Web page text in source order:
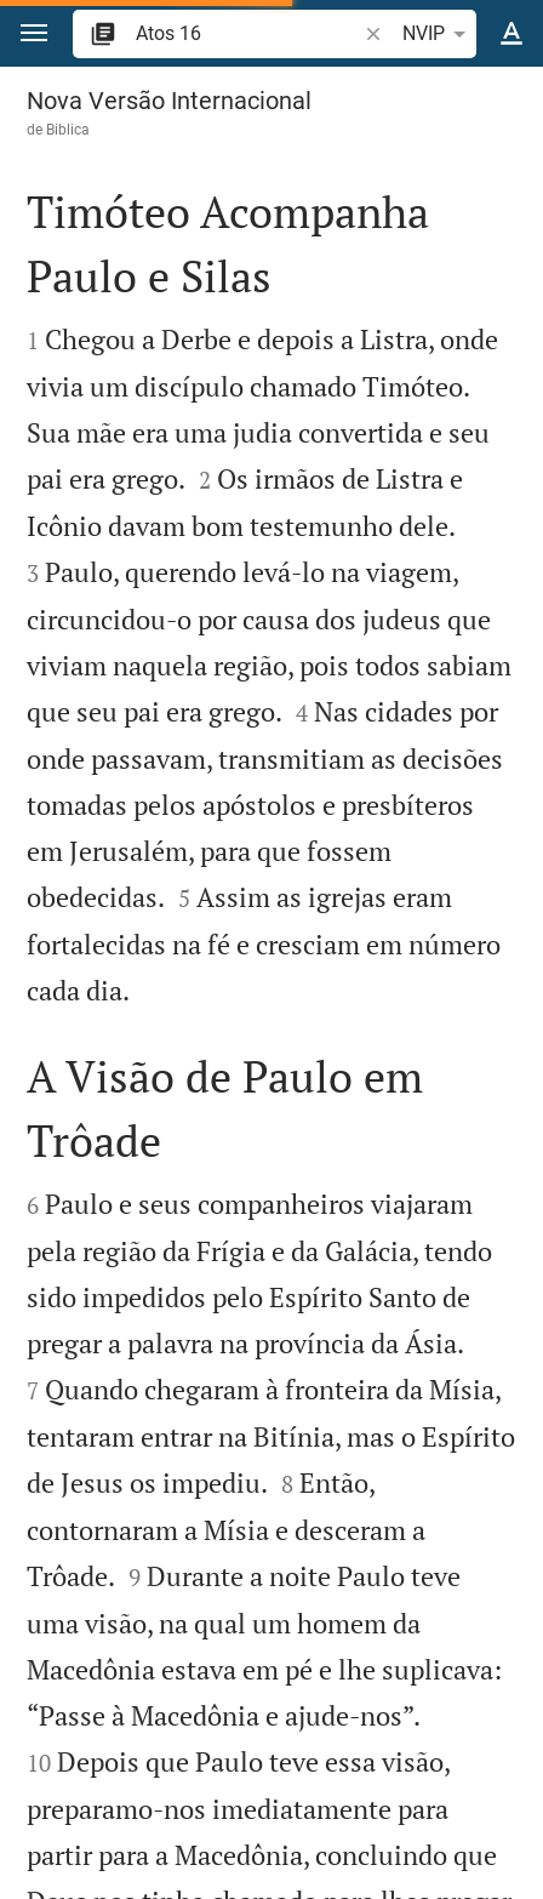
Ir para o conteúdo
Pesquise
NVIP
Atos 16
Nova Versão Internacional
de Biblica

Timóteo Acompanha
Paulo e Silas

1 Chegou a Derbe e depois a Listra, onde
vivia um discípulo chamado Timóteo.
Sua mãe era uma judia convertida e seu
pai era grego. 

2 Os irmãos de Listra e
Icônio davam bom testemunho dele.
3 Paulo, querendo levá-lo na viagem,
circuncidou-o por causa dos judeus que
viviam naquela região, pois todos sabiam
que seu pai era grego. 

4 Nas cidades por
onde passavam, transmitiam as decisões
tomadas pelos apóstolos e presbíteros
em Jerusalém, para que fossem
obedecidas. 

5 Assim as igrejas eram
fortalecidas na fé e cresciam em número
cada dia.

A Visão de Paulo em
Trôade

6 Paulo e seus companheiros viajaram
pela região da Frígia e da Galácia, tendo
sido impedidos pelo Espírito Santo de
pregar a palavra na província da Ásia.
7 Quando chegaram à fronteira da Mísia,
tentaram entrar na Bitínia, mas o Espírito
de Jesus os impediu. 

8 Então,
contornaram a Mísia e desceram a
Trôade. 

9 Durante a noite Paulo teve
uma visão, na qual um homem da
Macedônia estava em pé e lhe suplicava:
“Passe à Macedônia e ajude-nos”.
10 Depois que Paulo teve essa visão,
preparamo-nos imediatamente para
partir para a Macedônia, concluindo que